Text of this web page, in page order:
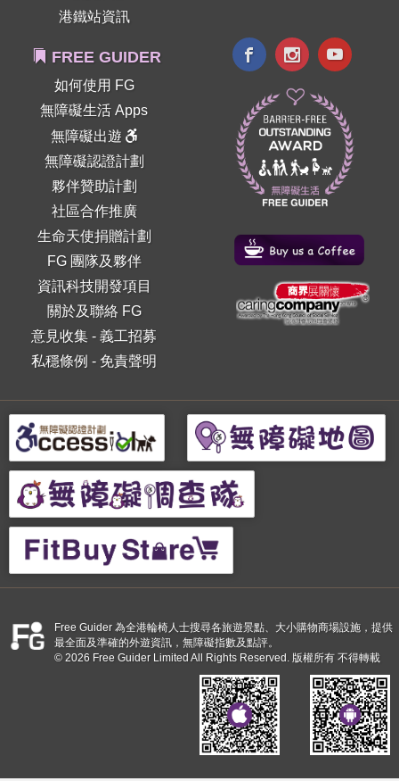
港鐵站資訊
FREE GUIDER
如何使用 FG
無障礙生活 Apps
無障礙出遊
無障礙認證計劃
夥伴贊助計劃
社區合作推廣
生命天使捐贈計劃
FG 團隊及夥伴
資訊科技開發項目
關於及聯絡 FG
意見收集 -義工招募
私穩條例 - 免責聲明
Free Guider 為全港輪椅人士搜尋各旅遊景點、大小購物商場設施，提供
最全面及準確的外遊資訊，無障礙指數及點評。
© 2026 Free Guider Limited All Rights Reserved. 版權所有 不得轉載